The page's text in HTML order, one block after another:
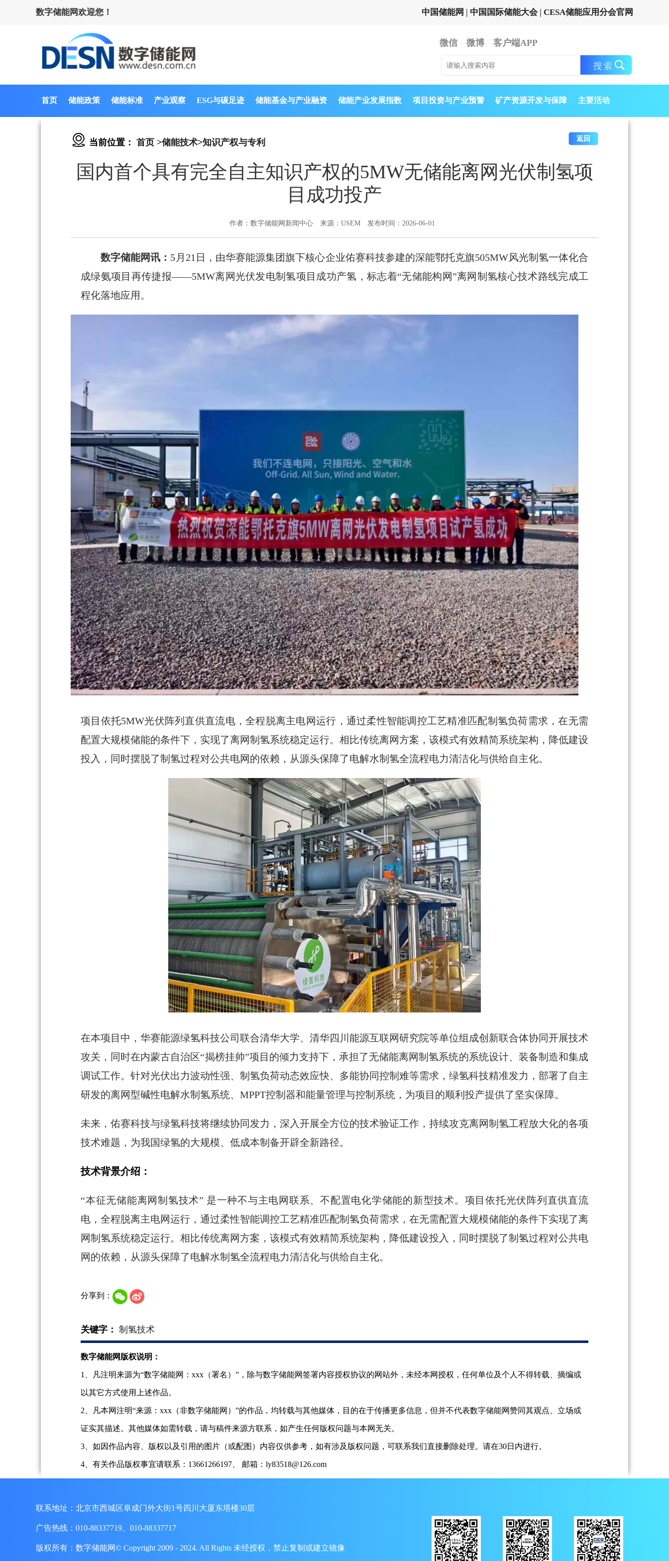
数字储能网欢迎您！ 中国储能网 | 中国国际储能大会 | CESA储能应用分会官网
微信 微博 客户端APP
首页 储能政策 储能标准 产业观察 ESG与碳足迹 储能基金与产业融资 储能产业发展指数 项目投资与产业预警 矿产资源开发与保障 主要活动
当前位置： 首页 >储能技术>知识产权与专利 返回
国内首个具有完全自主知识产权的5MW无储能离网光伏制氢项
目成功投产
作者：数字储能网新闻中心 来源：USEM 发布时间：2026-06-01
数字储能网讯： 5月21日，由华赛能源集团旗下核心企业佑赛科技参建的深能鄂托克旗505MW风光制氢一体化合
成绿氨项目再传捷报——5MW离网光伏发电制氢项目成功产氢，标志着“无储能构网”离网制氢核心技术路线完成工
程化落地应用。
项目依托5MW光伏阵列直供直流电，全程脱离主电网运行，通过柔性智能调控工艺精准匹配制氢负荷需求，在无需
配置大规模储能的条件下，实现了离网制氢系统稳定运行。相比传统离网方案，该模式有效精简系统架构，降低建设
投入，同时摆脱了制氢过程对公共电网的依赖，从源头保障了电解水制氢全流程电力清洁化与供给自主化。
在本项目中，华赛能源绿氢科技公司联合清华大学、清华四川能源互联网研究院等单位组成创新联合体协同开展技术
攻关，同时在内蒙古自治区“揭榜挂帅”项目的倾力支持下，承担了无储能离网制氢系统的系统设计、装备制造和集成
调试工作。针对光伏出力波动性强、制氢负荷动态效应快、多能协同控制难等需求，绿氢科技精准发力，部署了自主
研发的离网型碱性电解水制氢系统、MPPT控制器和能量管理与控制系统，为项目的顺利投产提供了坚实保障。
未来，佑赛科技与绿氢科技将继续协同发力，深入开展全方位的技术验证工作，持续攻克离网制氢工程放大化的各项
技术难题，为我国绿氢的大规模、低成本制备开辟全新路径。
技术背景介绍：
“本征无储能离网制氢技术” 是一种不与主电网联系、不配置电化学储能的新型技术。项目依托光伏阵列直供直流
电，全程脱离主电网运行，通过柔性智能调控工艺精准匹配制氢负荷需求，在无需配置大规模储能的条件下实现了离
网制氢系统稳定运行。相比传统离网方案，该模式有效精简系统架构，降低建设投入，同时摆脱了制氢过程对公共电
网的依赖，从源头保障了电解水制氢全流程电力清洁化与供给自主化。
分享到：
关键字： 制氢技术
数字储能网版权说明：
1、凡注明来源为“数字储能网：xxx（署名）”，除与数字储能网签署内容授权协议的网站外，未经本网授权，任何单位及个人不得转载、摘编或
以其它方式使用上述作品。
2、凡本网注明“来源：xxx（非数字储能网）”的作品，均转载与其他媒体，目的在于传播更多信息，但并不代表数字储能网赞同其观点、立场或
证实其描述。其他媒体如需转载，请与稿件来源方联系，如产生任何版权问题与本网无关。
3、如因作品内容、版权以及引用的图片（或配图）内容仅供参考，如有涉及版权问题，可联系我们直接删除处理。请在30日内进行。
4、有关作品版权事宜请联系：13661266197、 邮箱：ly83518@126.com
联系地址：北京市西城区阜成门外大街1号四川大厦东塔楼30层
广告热线：010-88337719、010-88337717
版权所有：数字储能网© Copyright 2009 - 2024. All Rights 未经授权，禁止复制或建立镜像